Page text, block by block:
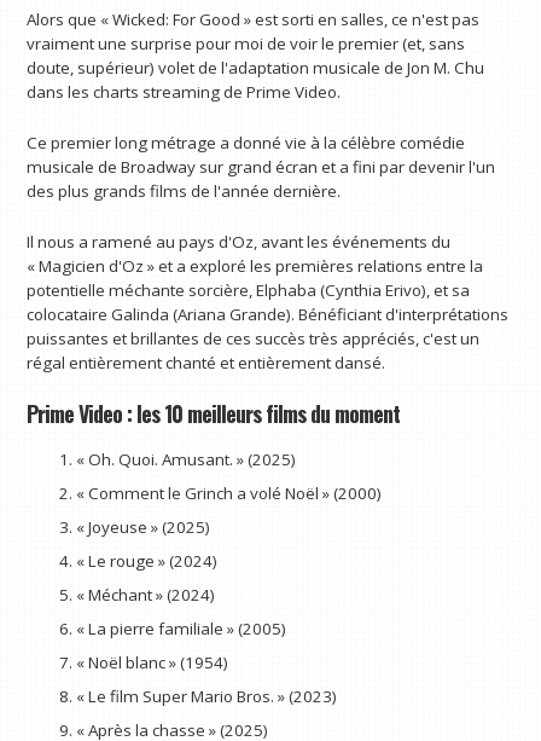
Alors que « Wicked: For Good » est sorti en salles, ce n'est pas
vraiment une surprise pour moi de voir le premier (et, sans
doute, supérieur) volet de l'adaptation musicale de Jon M. Chu
dans les charts streaming de Prime Video.
Ce premier long métrage a donné vie à la célèbre comédie
musicale de Broadway sur grand écran et a fini par devenir l'un
des plus grands films de l'année dernière.
Il nous a ramené au pays d'Oz, avant les événements du
« Magicien d'Oz » et a exploré les premières relations entre la
potentielle méchante sorcière, Elphaba (Cynthia Erivo), et sa
colocataire Galinda (Ariana Grande). Bénéficiant d'interprétations
puissantes et brillantes de ces succès très appréciés, c'est un
régal entièrement chanté et entièrement dansé.
Prime Video : les 10 meilleurs films du moment
« Oh. Quoi. Amusant. » (2025)
« Comment le Grinch a volé Noël » (2000)
« Joyeuse » (2025)
« Le rouge » (2024)
« Méchant » (2024)
« La pierre familiale » (2005)
« Noël blanc » (1954)
« Le film Super Mario Bros. » (2023)
« Après la chasse » (2025)